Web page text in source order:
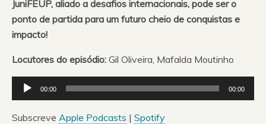
JuniFEUP, aliado a desafios internacionais, pode ser o
ponto de partida para um futuro cheio de conquistas e
impacto!
Locutores do episódio: Gil Oliveira, Mafalda Moutinho
Reprodutor
de
áudio
00:00 00:00
Subscreve Apple Podcasts | Spotify